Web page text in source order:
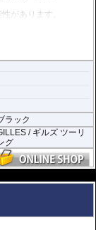
があります。
、見た目もにも美し
ラック
/ ギルズ ツーリ
グ